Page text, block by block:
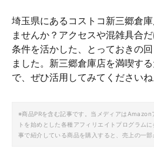
埼玉県にあるコストコ新三郷倉
ませんか？アクセスや混雑具合
条件を活かした、とっておきの
ました。新三郷倉庫店を満喫す
で、ぜひ活用してみてくださいね
※商品PRを含む記事です。当メディアはAmazon
トを始めとした各種アフィリエイトプログラム
事で紹介している商品を購入すると、売上の一部